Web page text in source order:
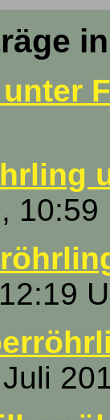
10:59